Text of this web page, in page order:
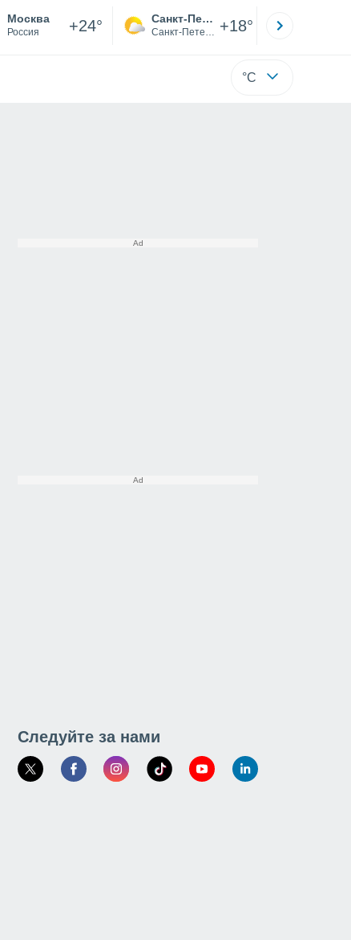
Москва
Россия +24° Санкт-Петербург
Санкт-Петербург +18°
°C
Следуйте за нами